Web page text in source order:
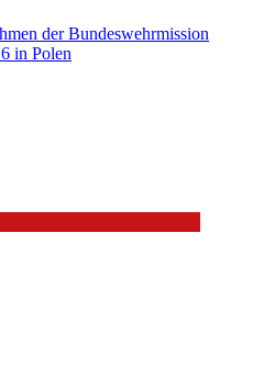
der Bundeswehrmission
in Polen